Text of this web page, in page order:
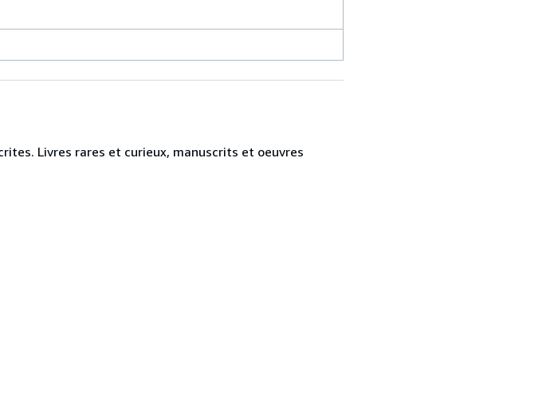
Livres rares et curieux, manuscrits et oeuvres